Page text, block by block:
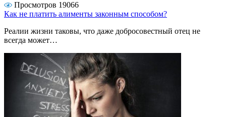
Просмотров 19066
Как не платить алименты законным способом?
Реалии жизни таковы, что даже добросовестный отец не
всегда может…